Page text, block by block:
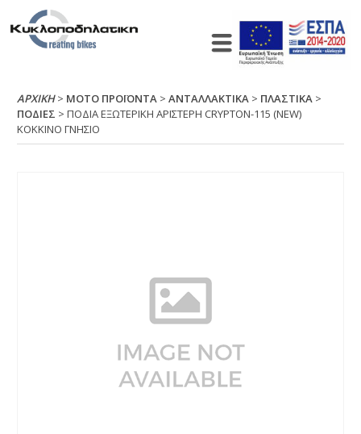
ΑΡΧΙΚΉ> ΜΟΤΟ ΠΡΟΪΟΝΤΑ >ΑΝΤΑΛΛΑΚΤΙΚΑ > ΠΛΑΣΤΙΚΑ >
ΠΟΔΙΕΣ > ΠΟΔΙΑ ΕΞΩΤΕΡΙΚΗ ΑΡΙΣΤΕΡΗ CRΥΡΤΟΝ-115 (ΝΕW)
ΚΟΚΚΙΝΟ ΓΝΗΣΙΟ